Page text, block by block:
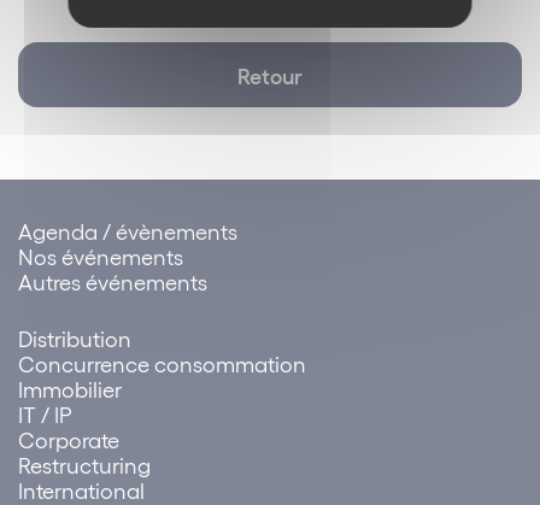
Retour
Agenda / évènements
Nos événements
Autres événements
Distribution
Concurrence consommation
Immobilier
IT / IP
Corporate
Restructuring
International